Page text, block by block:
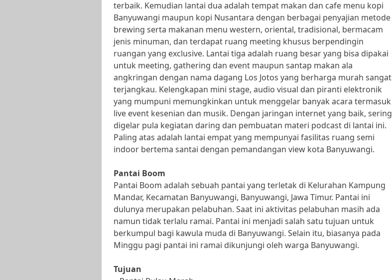
terbaik. Kemudian lantai dua adalah tempat makan dan cafe menu kopi
Banyuwangi maupun kopi Nusantara dengan berbagai penyajian metode
brewing serta makanan menu western, oriental, tradisional, bermacam
jenis minuman, dan terdapat ruang meeting khusus berpendingin
ruangan yang exclusive. Lantai tiga adalah ruang besar yang bisa dipakai
untuk meeting, gathering dan event maupun santap makan ala
angkringan dengan nama dagang Los Jotos yang berharga murah sangat
terjangkau. Kelengkapan mini stage, audio visual dan piranti elektronik
yang mumpuni memungkinkan untuk menggelar banyak acara termasuk
live event kesenian dan musik. Dengan jaringan internet yang baik, sering
digelar pula kegiatan daring dan pembuatan materi podcast di lantai ini.
Paling atas adalah lantai empat yang mempunyai fasilitas ruang semi
indoor bertema santai dengan pemandangan view kota Banyuwangi.
Pantai Boom
Pantai Boom adalah sebuah pantai yang terletak di Kelurahan Kampung
Mandar, Kecamatan Banyuwangi, Banyuwangi, Jawa Timur. Pantai ini
dulunya merupakan pelabuhan. Saat ini aktivitas pelabuhan masih ada
namun tidak terlalu ramai. Pantai ini menjadi salah satu tujuan untuk
berkumpul bagi kawula muda di Banyuwangi. Selain itu, biasanya pada
Minggu pagi pantai ini ramai dikunjungi oleh warga Banyuwangi.
Tujuan